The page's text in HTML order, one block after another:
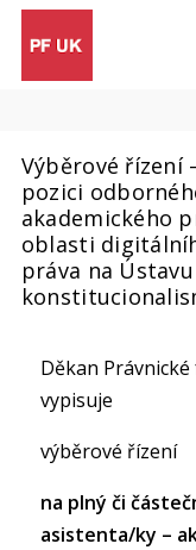
Výběrové řízení
pozici
akademického
oblasti
práva na
Děkan
vypisuje
výběrové řízení
na plný či
asistenta/ky –